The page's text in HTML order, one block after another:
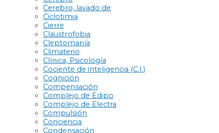
Cerebro, lavado de
Ciclotimia
Cierre
Claustrofobia
Cleptomanía
Climaterio
Clínica, Psicología
Cociente de inteligencia (C.I.)
Cognición
Compensación
Complejo de Edipo
Complejo de Electra
Compulsión
Conciencia
Condensación